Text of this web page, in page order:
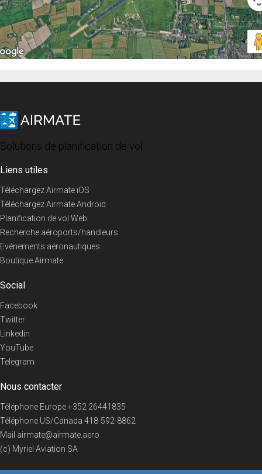
Solutions de planification de vol
Liens utiles
Téléchargez Airmate iOS
Téléchargez Airmate Android
Planification de vol Web
Recherche aéroports/handleurs
Evénements aéronautiques
Boutique Airmate
Social
Facebook
Twitter
Linkedin
YouTube
Telegram
Nous contacter
Téléphone Europe+352 26441835
Téléphone US/Canada 418-592-8862
Mail airmate@airmate.aero
(c) Myriel Aviation SA